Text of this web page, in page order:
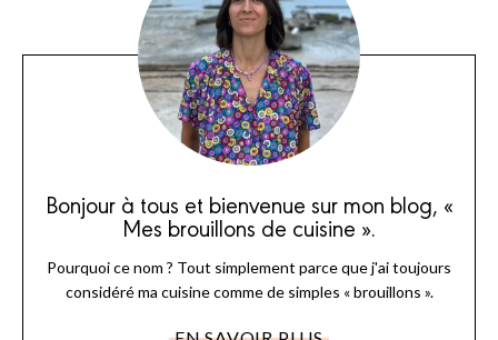
Bonjour à tous et bienvenue sur mon blog, «
Mes brouillons de cuisine ».
Pourquoi ce nom ? Tout simplement parce que j'ai toujours
considéré ma cuisine comme de simples « brouillons ».